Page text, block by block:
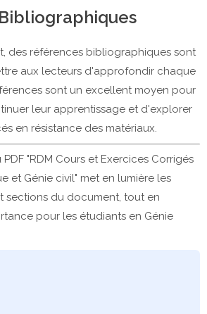
des références bibliographiques sont
aux lecteurs d'approfondir chaque
sont un excellent moyen pour
leur apprentissage et d'explorer
en résistance des matériaux.
"RDM Cours et Exercices Corrigés
et Génie civil" met en lumière les
sections du document, tout en
pour les étudiants en Génie